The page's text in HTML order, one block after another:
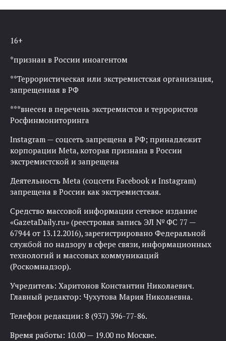
16+
*признан в России иноагентом
**Террористическая или экстремистская организация,
запрещенная в РФ
***внесен в перечень экстремистов и террористов
Росфинмониторинга
Instagram — соцсеть запрещена в РФ; принадлежит
корпорации Meta, которая признана в России
экстремистской и запрещена
Деятельность Meta (соцсети Facebook и Instagram)
запрещена в России как экстремистская.
Средство массовой информации сетевое издание
«GazetaDaily.ru» (реестровая запись ЭЛ № ФС 77 —
67944 от 13.12.2016), зарегистрировано Федеральной
службой по надзору в сфере связи, информационных
технологий и массовых коммуникаций
(Роскомнадзор).
Учредитель: Харитонов Константин Николаевич.
Главный редактор: Чухутова Мария Николаевна.
Телефон редакции: 8 (937) 396-77-86.
Время работы: 10.00 — 19.00 по Москве.